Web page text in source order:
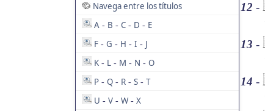
Navega entre los títulos
A - B - C - D - E
F - G - H - I - J
K - L - M - N - O
P - Q - R - S - T
U - V - W - X
12 -
13 -
14 -